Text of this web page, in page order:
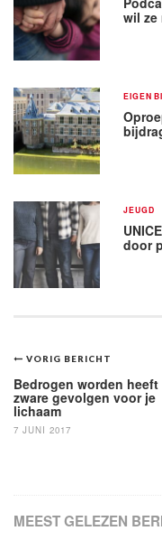
wil ze
EIGEN
JEUGD
door
Bericht
navigatie
VORIG BERICHT
Bedrogen worden heeft
zware gevolgen voor je
lichaam
7 JUNI 2017
MEEST GELEZEN